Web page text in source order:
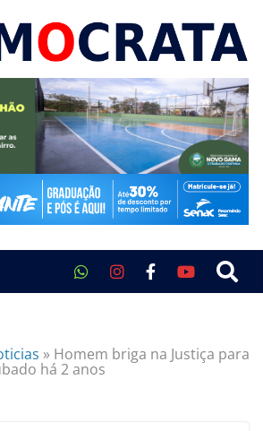
» Homem briga na Justiça para
há 2 anos